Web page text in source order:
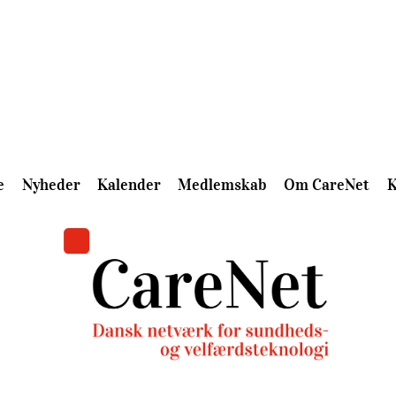
Nyheder Kalender Medlemskab Om CareNet